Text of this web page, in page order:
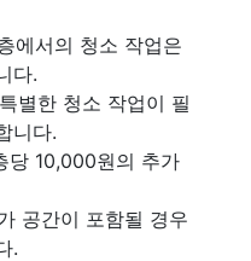
에서의 청소 작업은
다.
특별한 청소 작업이 필
니다.
당 10,000원의 추가
공간이 포함될 경우
.